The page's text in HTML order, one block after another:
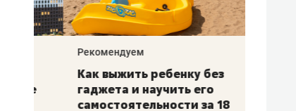
Рекомендуем
Как выжить ребенку без
гаджета и научить его
самостоятельности за 18